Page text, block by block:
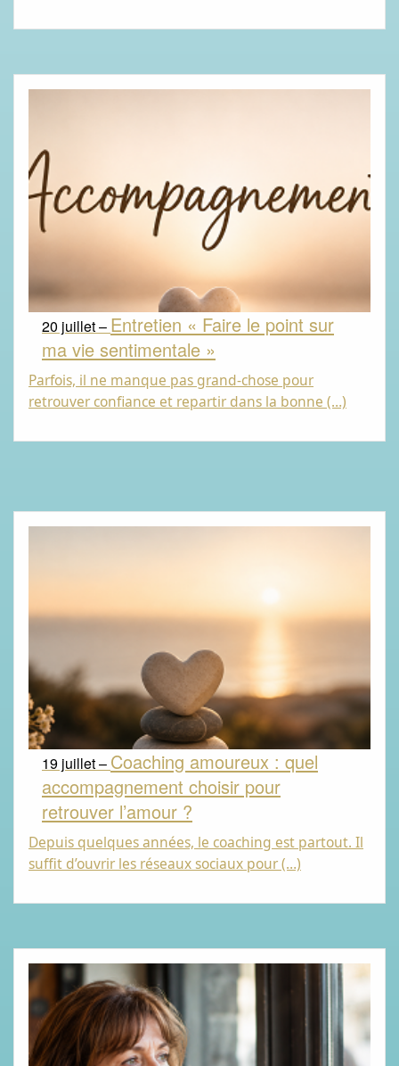
20 juillet – Entretien « Faire le point sur
ma vie sentimentale »
Parfois, il ne manque pas grand-chose pour
retrouver confiance et repartir dans la bonne (…)
19 juillet – Coaching amoureux : quel
accompagnement choisir pour
retrouver l’amour ?
Depuis quelques années, le coaching est partout. Il
suffit d’ouvrir les réseaux sociaux pour (…)